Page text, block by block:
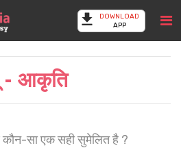
DOWNLOAD
APP
- आकृति
कौन-सा एक सही सुमेलित है ?